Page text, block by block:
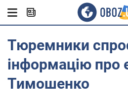
Тюремники
інформацію про
Тимошенко